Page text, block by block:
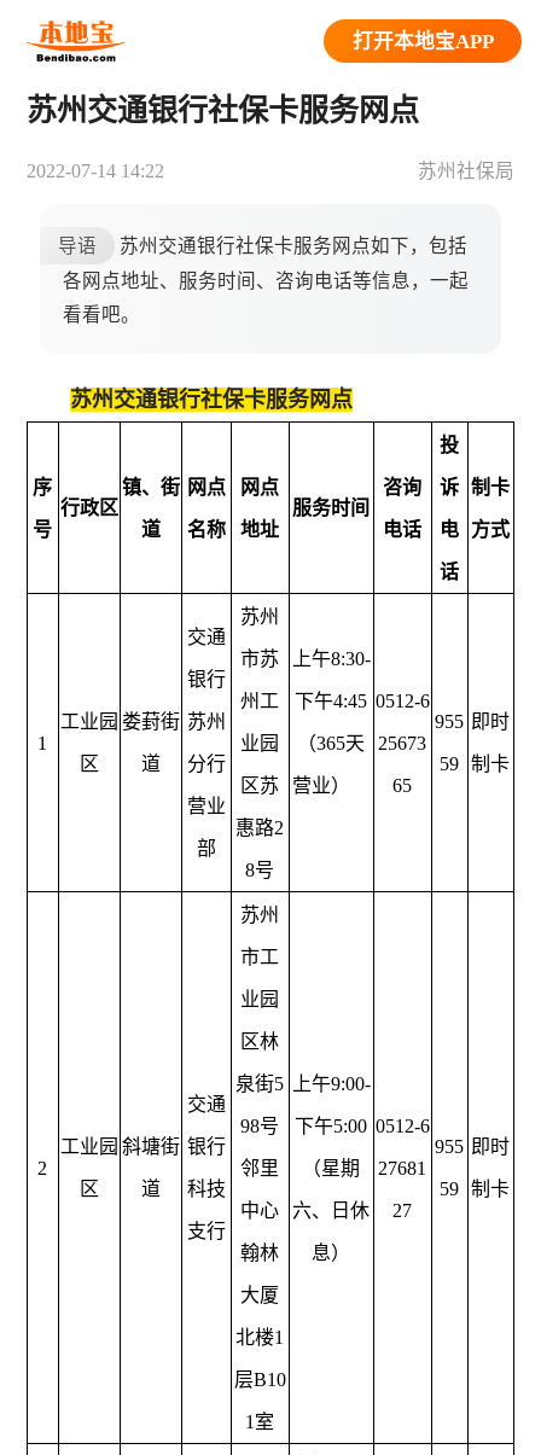
打开本地宝APP
苏州交通银行社保卡服务网点
2022-07-14 14:22 苏州社保局
导语
苏州交通银行社保卡服务网点如下，包括
各网点地址、服务时间、咨询电话等信息，一起
看看吧。
苏州交通银行社保卡服务网点
序
号
行政区
镇、街
道
网点
名称
网点
地址
服务时间
咨询
电话
投
诉
电
话
制卡
方式
1
工业园
区
娄葑街
道
交通
银行
苏州
分行
营业
部
苏州
市苏
州工
业园
区苏
惠路2
8号
上午8:30-
下午4:45
（365天
营业）
0512-6
25673
65
955
59
即时
制卡
2
工业园
区
斜塘街
道
交通
银行
科技
支行
苏州
市工
业园
区林
泉街5
98号
邻里
中心
翰林
大厦
北楼1
层B10
1室
上午9:00-
下午5:00
（星期
六、日休
息）
0512-6
27681
27
955
59
即时
制卡